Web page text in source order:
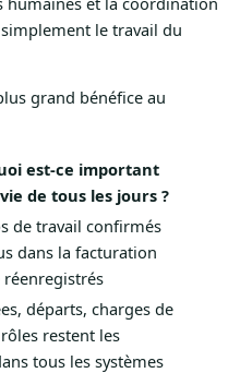
le travail du
grand bénéfice au
est-ce important
de tous les jours ?
de travail confirmés
dans la facturation
réenregistrés
départs, charges de
restent les
tous les systèmes